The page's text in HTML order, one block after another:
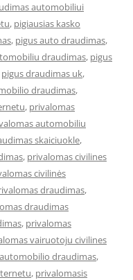
automobiliui
, pigiausias kasko
, pigus auto draudimas,
draudimas, pigus
pigus draudimas uk,
draudimas,
, privalomas
automobiliu
skaiciuokle,
, privalomas civilines
civilinės
draudimas,
draudimas
, privalomas
vairuotoju civilines
draudimas,
, privalomasis